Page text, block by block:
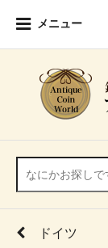
メニュー
ドイツ